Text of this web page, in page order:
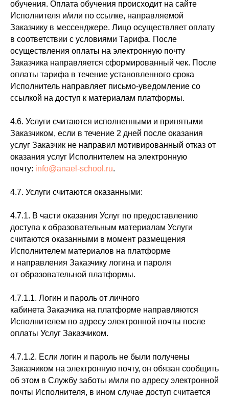
обучения. Оплата обучения происходит на сайте
Исполнителя и/или по ссылке, направляемой
Заказчику в мессенджере. Лицо осуществляет оплату
в соответствии с условиями Тарифа. После
осуществления оплаты на электронную почту
Заказчика направляется сформированный чек. После
оплаты тарифа в течение установленного срока
Исполнитель направляет письмо-уведомление со
ссылкой на доступ к материалам платформы.
4.6. Услуги считаются исполненными и принятыми
Заказчиком, если в течение 2 дней после оказания
услуг Заказчик не направил мотивированный отказ от
оказания услуг Исполнителем на электронную
почту: info@anael-school.ru.
4.7. Услуги считаются оказанными:
4.7.1. В части оказания Услуг по предоставлению
доступа к образовательным материалам Услуги
считаются оказанными в момент размещения
Исполнителем материалов на платформе
и направления Заказчику логина и пароля
от образовательной платформы.
4.7.1.1. Логин и пароль от личного
кабинета Заказчика на платформе направляются
Исполнителем по адресу электронной почты после
оплаты Услуг Заказчиком.
4.7.1.2. Если логин и пароль не были получены
Заказчиком на электронную почту, он обязан сообщить
об этом в Службу заботы и/или по адресу электронной
почты Исполнителя, в ином случае доступ считается